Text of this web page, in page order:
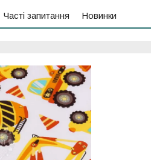
Часті запитання Новинки